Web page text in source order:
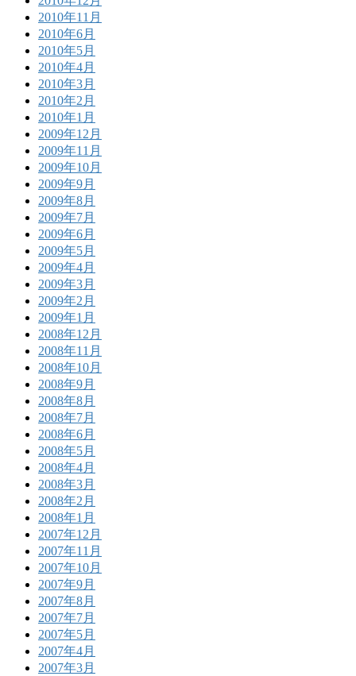
2010年11月
2010年6月
2010年5月
2010年4月
2010年3月
2010年2月
2010年1月
2009年12月
2009年11月
2009年10月
2009年9月
2009年8月
2009年7月
2009年6月
2009年5月
2009年4月
2009年3月
2009年2月
2009年1月
2008年12月
2008年11月
2008年10月
2008年9月
2008年8月
2008年7月
2008年6月
2008年5月
2008年4月
2008年3月
2008年2月
2008年1月
2007年12月
2007年11月
2007年10月
2007年9月
2007年8月
2007年7月
2007年5月
2007年4月
2007年3月